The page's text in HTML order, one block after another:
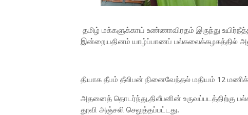
தமிழ் மக்களுக்காய் உண்ணாவிரதம் இருந்து
இன்றையதினம் யாழ்ப்பாணப் பல்கலைக்கழகத்தில்
தியாக தீபம் தீலிபன் நினைவேந்தல் மதியம் 12
அதனைத் தொடர்ந்து,திலீபனின் உருவப்படத்திற்கு
தூவி அஞ்சலி செலுத்தப்பட்டது.